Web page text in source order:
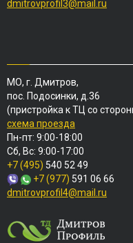
dmitrovprofil3@mail.ru
МО, г. Дмитров,
пос. Подосинки, д.36
(пристройка к ТЦ со
схема проезда
Пн-пт: 9:00-18:00
Сб, Вс: 9:00-17:00
+7 (495) 540 52 49
+7 (977) 591 06 66
dmitrovprofil4@mail.ru